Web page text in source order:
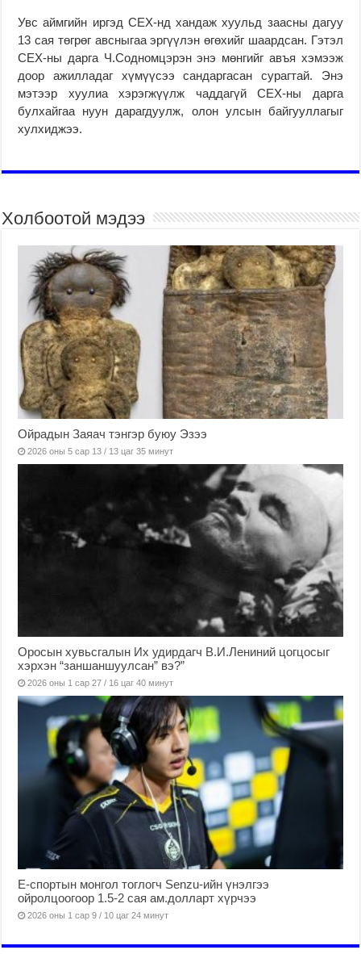
Увс аймгийн иргэд СЕХ-нд хандаж хуульд заасны дагуу
13 сая төгрөг авсныгаа эргүүлэн өгөхийг шаардсан. Гэтэл
СЕХ-ны дарга Ч.Содномцэрэн энэ мөнгийг авъя хэмээж
доор ажилладаг хүмүүсээ сандаргасан сурагтай. Энэ
мэтээр хуулиа хэрэгжүүлж чаддагүй СЕХ-ны дарга
булхайгаа нуун дарагдуулж, олон улсын байгууллагыг
хулхиджээ.
Холбоотой мэдээ
Ойрадын Заяач тэнгэр буюу Эзээ
2026 оны 5 сар 13 / 13 цаг 35 минут
Оросын хувьсгалын Их удирдагч В.И.Лениний цогцосыг
хэрхэн “заншаншуулсан” вэ?”
2026 оны 1 сар 27 / 16 цаг 40 минут
Е-спортын монгол тоглогч Senzu-ийн үнэлгээ
ойролцоогоор 1.5-2 сая ам.долларт хүрчээ
2026 оны 1 сар 9 / 10 цаг 24 минут